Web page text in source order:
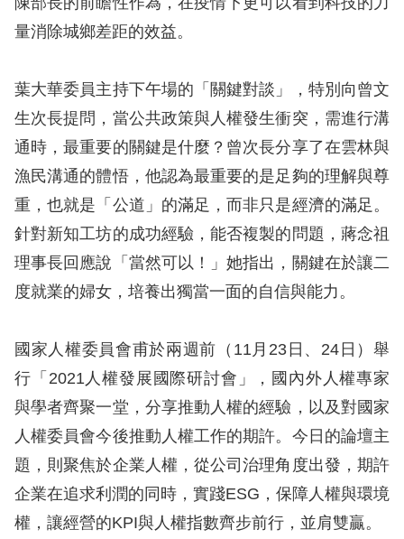
量消除城鄉差距的效益。
葉大華委員主持下午場的「關鍵對談」，特別向曾文
生次長提問，當公共政策與人權發生衝突，需進行溝
通時，最重要的關鍵是什麼？曾次長分享了在雲林與
漁民溝通的體悟，他認為最重要的是足夠的理解與尊
重，也就是「公道」的滿足，而非只是經濟的滿足。
針對新知工坊的成功經驗，能否複製的問題，蔣念祖
理事長回應說「當然可以！」她指出，關鍵在於讓二
度就業的婦女，培養出獨當一面的自信與能力。
國家人權委員會甫於兩週前（11月23日、24日）舉
行「2021人權發展國際研討會」，國內外人權專家
與學者齊聚一堂，分享推動人權的經驗，以及對國家
人權委員會今後推動人權工作的期許。今日的論壇主
題，則聚焦於企業人權，從公司治理角度出發，期許
企業在追求利潤的同時，實踐ESG，保障人權與環境
權，讓經營的KPI與人權指數齊步前行，並肩雙贏。